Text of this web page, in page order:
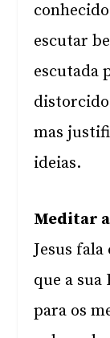
escutar
escutada
mas
ideias.
Meditar
Jesus
que a sua
para os